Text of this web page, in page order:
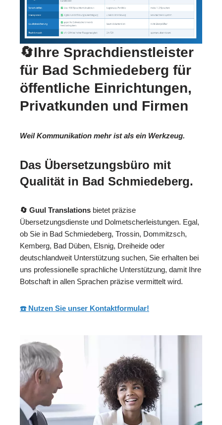
🔄Ihre Sprachdienstleister
für Bad Schmiedeberg für
öffentliche Einrichtungen,
Privatkunden und Firmen
Weil Kommunikation mehr ist als ein Werkzeug.
Das Übersetzungsbüro mit
Qualität in Bad Schmiedeberg.
🔄 Guul Translations bietet präzise
Übersetzungsdienste und Dolmetscherleistungen. Egal,
ob Sie in Bad Schmiedeberg, Trossin, Dommitzsch,
Kemberg, Bad Düben, Elsnig, Dreiheide oder
deutschlandweit Unterstützung suchen, Sie erhalten bei
uns professionelle sprachliche Unterstützung, damit Ihre
Botschaft in allen Sprachen präzise vermittelt wird.
☎️ Nutzen Sie unser Kontaktformular!